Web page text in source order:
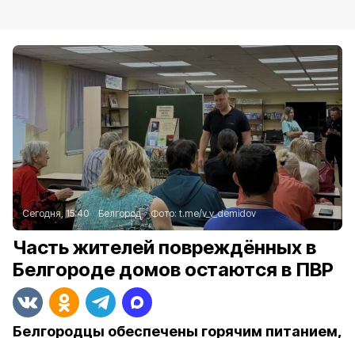
Сегодня, 15:40 Белгород Фото: t.me/v_v_demidov
Часть жителей повреждённых в
Белгороде домов остаются в ПВР
Белгородцы обеспечены горячим питанием,